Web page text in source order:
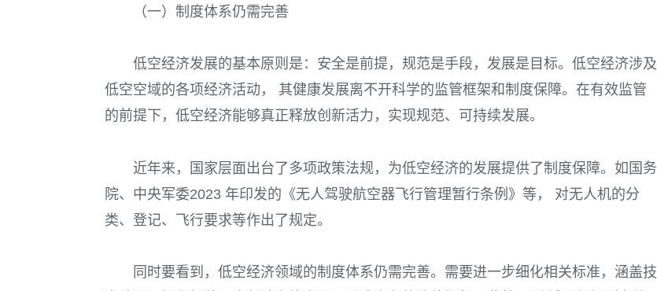
（一）制度体系仍需完善
低空经济发展的基本原则是：安全是前提，规范是手段，发展是目标。低空经济涉及
低空空域的各项经济活动， 其健康发展离不开科学的监管框架和制度保障。在有效监管
的前提下，低空经济能够真正释放创新活力，实现规范、可持续发展。
近年来，国家层面出台了多项政策法规，为低空经济的发展提供了制度保障。如国务
院、中央军委2023 年印发的《无人驾驶航空器飞行管理暂行条例》等， 对无人机的分
类、登记、飞行要求等作出了规定。
同时要看到，低空经济领域的制度体系仍需完善。需要进一步细化相关标准，涵盖技